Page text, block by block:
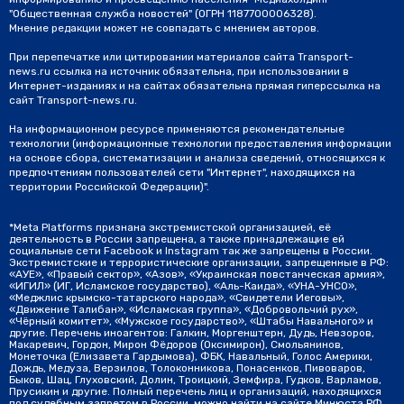
"Общественная служба новостей" (ОГРН 1187700006328).
Мнение редакции может не совпадать с мнением авторов.
При перепечатке или цитировании материалов сайта Transport-
news.ru ссылка на источник обязательна, при использовании в
Интернет-изданиях и на сайтах обязательна прямая гиперссылка на
сайт Transport-news.ru.
На информационном ресурсе применяются рекомендательные
технологии (информационные технологии предоставления информации
на основе сбора, систематизации и анализа сведений, относящихся к
предпочтениям пользователей сети "Интернет", находящихся на
территории Российской Федерации)".
*Meta Platforms признана экстремистской организацией, её
деятельность в России запрещена, а также принадлежащие ей
социальные сети Facebook и Instagram так же запрещены в России.
Экстремистские и террористические организации, запрещенные в РФ:
«АУЕ», «Правый сектор», «Азов», «Украинская повстанческая армия»,
«ИГИЛ» (ИГ, Исламское государство), «Аль-Каида», «УНА-УНСО»,
«Меджлис крымско-татарского народа», «Свидетели Иеговы»,
«Движение Талибан», «Исламская группа», «Добровольчий рух»,
«Чёрный комитет», «Мужское государство», «Штабы Навального» и
другие. Перечень иноагентов: Галкин, Моргенштерн, Дудь, Невзоров,
Макаревич, Гордон, Мирон Фёдоров (Оксимирон), Смольянинов,
Монеточка (Елизавета Гардымова), ФБК, Навальный, Голос Америки,
Дождь, Медуза, Верзилов, Толоконникова, Понасенков, Пивоваров,
Быков, Шац, Глуховский, Долин, Троицкий, Земфира, Гудков, Варламов,
Прусикин и другие. Полный перечень лиц и организаций, находящихся